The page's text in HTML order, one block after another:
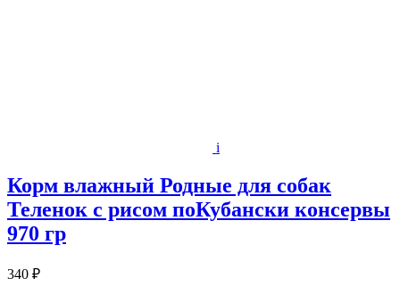
i
Корм влажный Родные для собак
Теленок с рисом поКубански консервы
970 гр
340 ₽